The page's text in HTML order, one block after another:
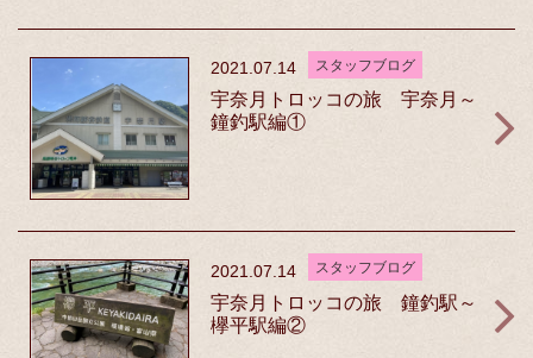
2021.07.14 スタッフブログ
宇奈月トロッコの旅 宇奈月～
鐘釣駅編①
2021.07.14 スタッフブログ
宇奈月トロッコの旅 鐘釣駅～
欅平駅編②